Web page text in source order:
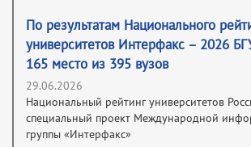
По результатам Национального
университетов Интерфакс – 2026
165 место из 395 вузов
29.06.2026
Национальный рейтинг университетов
специальный проект Международной
группы «Интерфакс»